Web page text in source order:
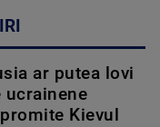
ar putea lovi
ucrainene
Kievul